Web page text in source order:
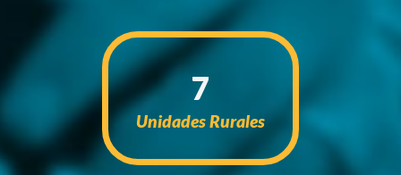
7
Unidades Rurales